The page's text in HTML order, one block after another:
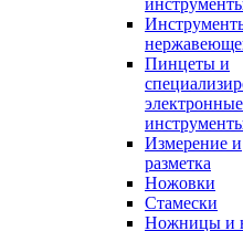
Пинцеты и
электронные
Измерение и
разметка
Ножовки
Стамески
Ножницы и